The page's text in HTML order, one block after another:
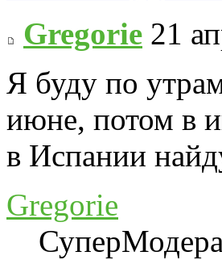
Gregorie 21
Я буду по
июне, потом в
в Испании
Gregorie